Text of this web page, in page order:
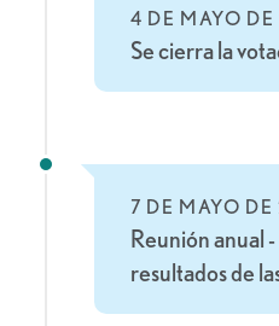
4 DE MAYO
Se cierra la
7 DE MAYO
Reunión anual
resultados de